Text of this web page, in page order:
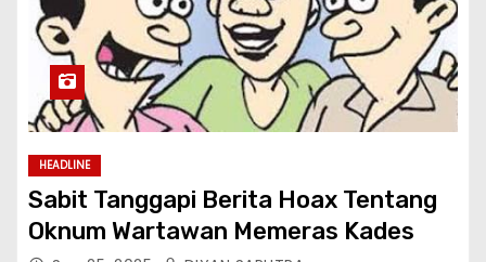
HEADLINE
Sabit Tanggapi Berita Hoax Tentang
Oknum Wartawan Memeras Kades